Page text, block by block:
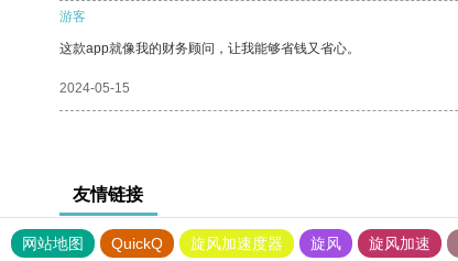
游客
这款app就像我的财务顾问，让我能够省钱又省心。
2024-05-15
友情链接
网站地图 QuickQ 旋风加速度器 旋风 旋风加速